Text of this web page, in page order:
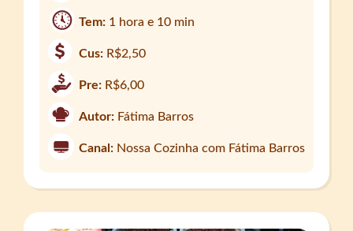
Tem: 1 hora e 10 min
Cus: R$2,50
Pre: R$6,00
Autor: Fátima Barros
Canal: Nossa Cozinha com Fátima Barros